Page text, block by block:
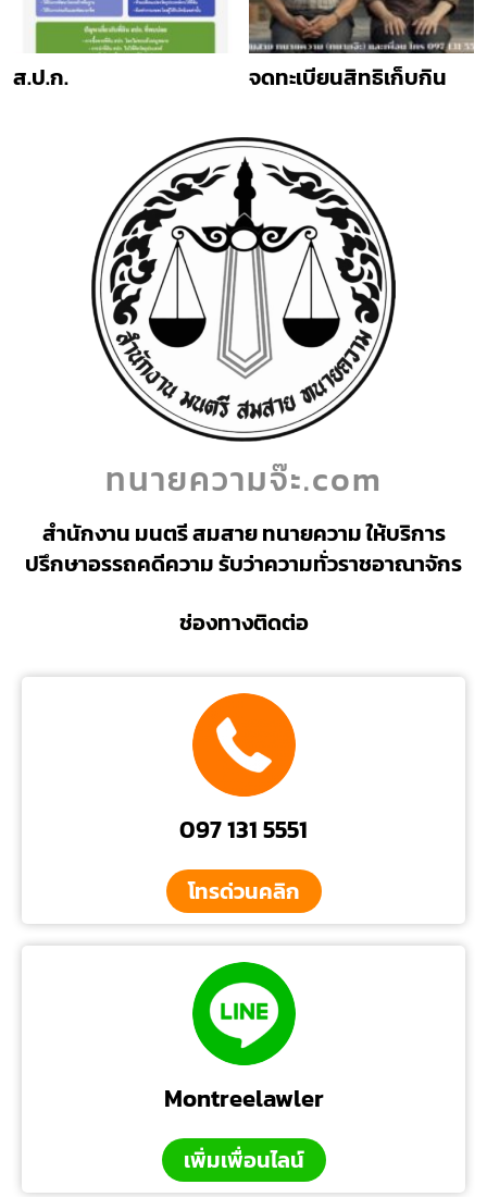
ส.ป.ก. จดทะเบียนสิทธิเก็บกิน
ทนายความจ๊ะ.com
สำนักงาน มนตรี สมสาย ทนายความ ให้บริการ
ปรึกษาอรรถคดีความ รับว่าความทั่วราชอาณาจักร
ช่องทางติดต่อ
097 131 5551
โทรด่วนคลิก
Montreelawler
เพิ่มเพื่อนไลน์